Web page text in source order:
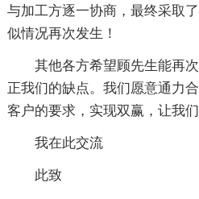
与加工方逐一协商，最终采取
似情况再次发生！
其他各方希望顾先生能再
正我们的缺点。我们愿意通力
客户的要求，实现双赢，让我
我在此交流
此致